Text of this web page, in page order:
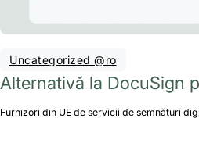
Uncategorized @ro
Alternativă la DocuSign
Furnizori din UE de servicii de semnături